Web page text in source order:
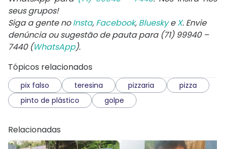
seus grupos!
Siga a gente noInsta, Facebook, BlueskyeX. Envie
denúncia ou sugestão de pauta para (71) 99940 –
7440 (WhatsApp).
Tópicos relacionados
pix falso teresina pizzaria
pizza
pinto de plástico
golpe
Relacionadas